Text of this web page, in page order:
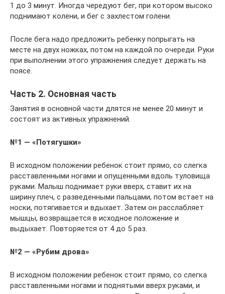
1 до 3 минут. Иногда чередуют бег, при котором высоко
поднимают колени, и бег с захлестом голени.
После бега надо предложить ребенку попрыгать на
месте на двух ножках, потом на каждой по очереди. Руки
при выполнении этого упражнения следует держать на
поясе.
Часть 2. Основная часть
Занятия в основной части длятся не менее 20 минут и
состоят из активных упражнений.
№1 — «Потягушки»
В исходном положении ребенок стоит прямо, со слегка
расставленными ногами и опущенными вдоль туловища
руками. Малыш поднимает руки вверх, ставит их на
ширину плеч, с разведенными пальцами, потом встает на
носки, потягивается и вдыхает. Затем он расслабляет
мышцы, возвращается в исходное положение и
выдыхает. Повторяется от 4 до 5 раз.
№2 — «Рубим дрова»
В исходном положении ребенок стоит прямо, со слегка
расставленными ногами и поднятыми вверх руками, и